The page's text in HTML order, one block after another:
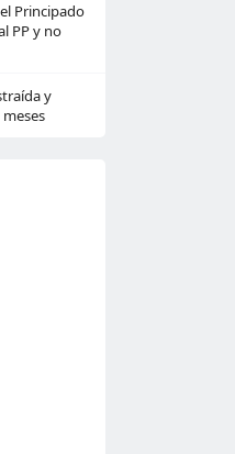
Principado
PP y no
y